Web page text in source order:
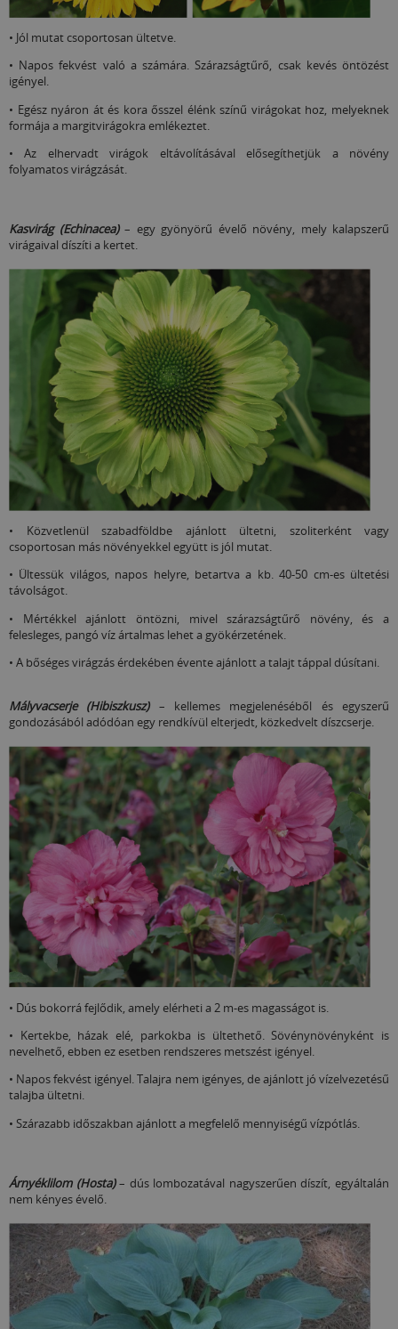
• Jól mutat csoportosan ültetve.
• Napos fekvést való a számára. Szárazságtűrő, csak kevés öntözést
igényel.
• Egész nyáron át és kora ősszel élénk színű virágokat hoz, melyeknek
formája a margitvirágokra emlékeztet.
• Az elhervadt virágok eltávolításával elősegíthetjük a növény
folyamatos virágzását.
Kasvirág (Echinacea)– egy gyönyörű évelő növény, mely kalapszerű
virágaival díszíti a kertet.
• Közvetlenül szabadföldbe ajánlott ültetni, szoliterként vagy
csoportosan más növényekkel együtt is jól mutat.
• Ültessük világos, napos helyre, betartva a kb. 40-50 cm-es ültetési
távolságot.
• Mértékkel ajánlott öntözni, mivel szárazságtűrő növény, és a
felesleges, pangó víz ártalmas lehet a gyökérzetének.
• A bőséges virágzás érdekében évente ajánlott a talajt táppal dúsítani.
Mályvacserje (Hibiszkusz) – kellemes megjelenéséből és egyszerű
gondozásából adódóan egy rendkívül elterjedt, közkedvelt díszcserje.
• Dús bokorrá fejlődik, amely elérheti a 2 m-es magasságot is.
• Kertekbe, házak elé, parkokba is ültethető. Sövénynövényként is
nevelhető, ebben ez esetben rendszeres metszést igényel.
• Napos fekvést igényel. Talajra nem igényes, de ajánlott jó vízelvezetésű
talajba ültetni.
• Szárazabb időszakban ajánlott a megfelelő mennyiségű vízpótlás.
Árnyéklilom (Hosta)– dús lombozatával nagyszerűen díszít, egyáltalán
nem kényes évelő.